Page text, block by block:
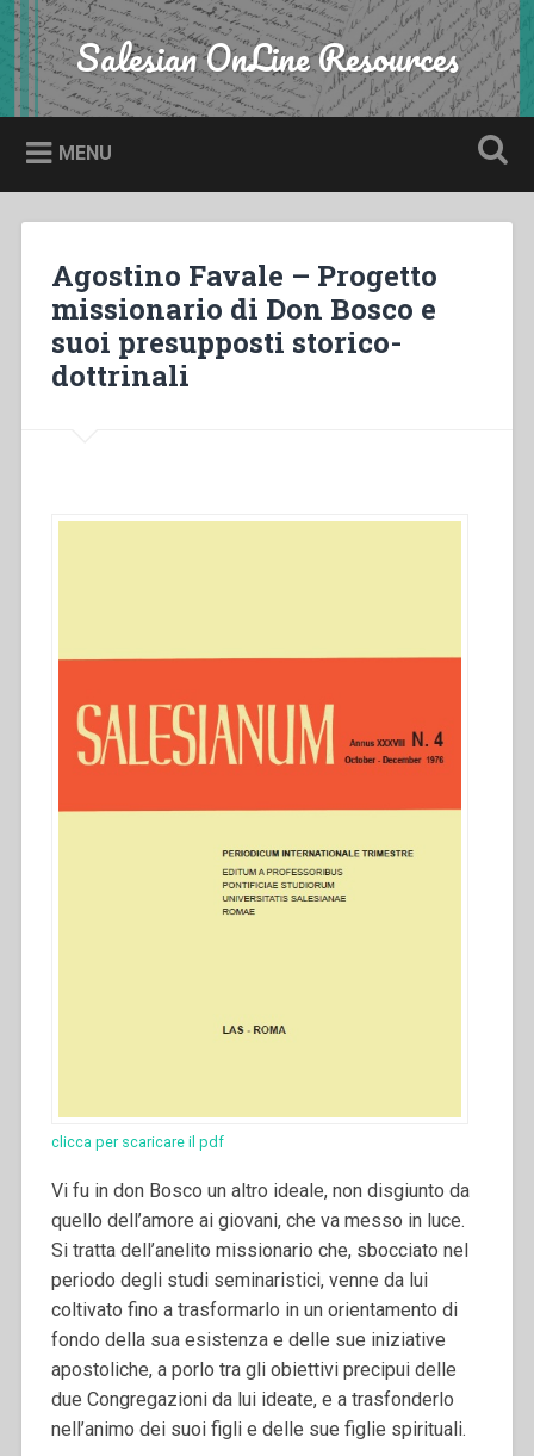
Skip
to
content
Search Salesian OnLine Resources
MENU
Agostino Favale – Progetto
missionario di Don Bosco e
suoi presupposti storico-
dottrinali
clicca per scaricare il pdf
Vi fu in don Bosco un altro ideale, non disgiunto da
quello dell’amore ai giovani, che va messo in luce.
Si tratta dell’anelito missionario che, sbocciato nel
periodo degli studi seminaristici, venne da lui
coltivato fino a trasformarlo in un orientamento di
fondo della sua esistenza e delle sue iniziative
apostoliche, a porlo tra gli obiettivi precipui delle
due Congregazioni da lui ideate, e a trasfonderlo
nell’animo dei suoi figli e delle sue figlie spirituali.